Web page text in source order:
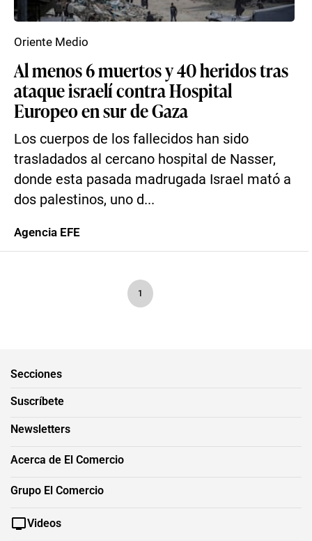
Al menos 6 muertos y 40 heridos tras
ataque israelí contra Hospital
Europeo en sur de Gaza
Los cuerpos de los fallecidos han sido
trasladados al cercano hospital de Nasser,
donde esta pasada madrugada Israel mató a
dos palestinos, uno d...
Oriente Medio
Agencia EFE
1
Secciones
Suscríbete
Newsletters
Acerca de El Comercio
Grupo El Comercio
Videos